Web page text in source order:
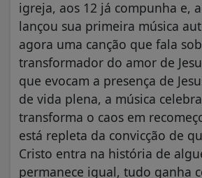
igreja, aos 12 já compunha e,
lançou sua primeira música
agora uma canção que fala
transformador do amor de
que evocam a presença de
de vida plena, a música
transforma o caos em
está repleta da convicção de
Cristo entra na história de
permanece igual, tudo ganha